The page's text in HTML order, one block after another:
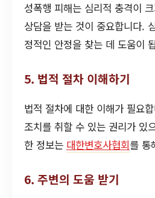
성폭행 피해는 심리적 충격이
상담을 받는 것이 중요합니다.
정적인 안정을 찾는 데 도움이
5. 법적 절차 이해하기
법적 절차에 대한 이해가 필요
조치를 취할 수 있는 권리가 있
한 정보는 대한변호사협회를 통
6. 주변의 도움 받기